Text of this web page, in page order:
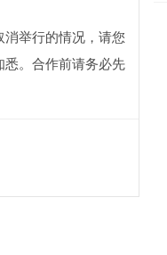
举行的情况，请您
悉。合作前请务必先